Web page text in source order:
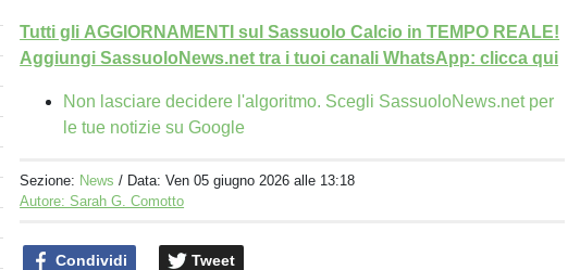
Tutti gli AGGIORNAMENTI sul Sassuolo Calcio in TEMPO REALE!
Aggiungi SassuoloNews.net tra i tuoi canali WhatsApp: clicca qui
Non lasciare decidere l'algoritmo. Scegli SassuoloNews.net per
le tue notizie su Google
Sezione: News / Data:Ven 05 giugno 2026 alle 13:18
Autore: Sarah G. Comotto
Condividi Tweet